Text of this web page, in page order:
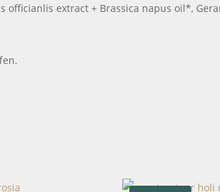
extract + Brassica napus oil*,